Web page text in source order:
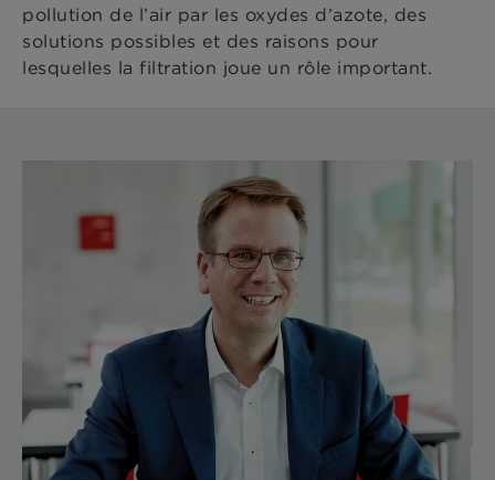
pollution de l’air par les oxydes d’azote, des
solutions possibles et des raisons pour
lesquelles la filtration joue un rôle important.